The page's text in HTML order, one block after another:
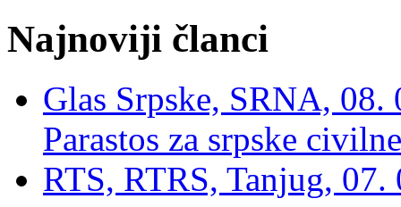
Najnoviji članci
Glas Srpske, SRNA,
Parastos za srpske
RTS, RTRS, Tanjug,